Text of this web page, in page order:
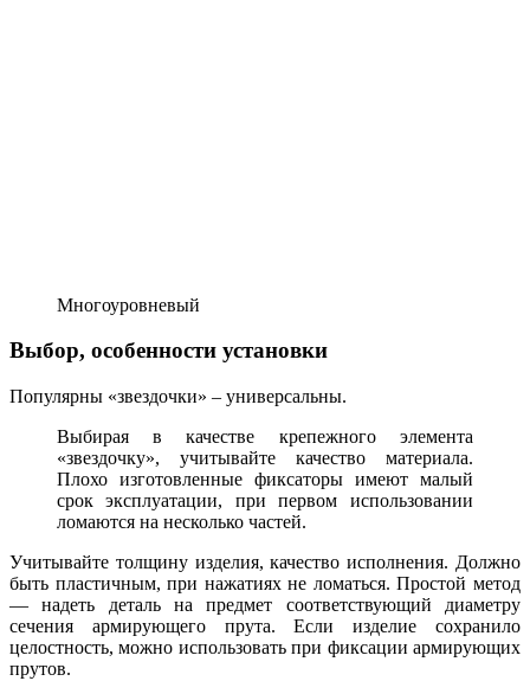
Многоуровневый
Выбор, особенности установки
Популярны «звездочки» – универсальны.
Выбирая в качестве крепежного элемента
«звездочку», учитывайте качество материала.
Плохо изготовленные фиксаторы имеют малый
срок эксплуатации, при первом использовании
ломаются на несколько частей.
Учитывайте толщину изделия, качество исполнения. Должно
быть пластичным, при нажатиях не ломаться. Простой метод
— надеть деталь на предмет соответствующий диаметру
сечения армирующего прута. Если изделие сохранило
целостность, можно использовать при фиксации армирующих
прутов.